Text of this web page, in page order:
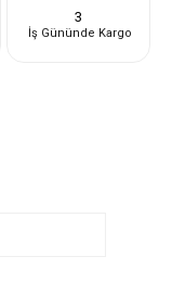
3
İş Gününde Kargo